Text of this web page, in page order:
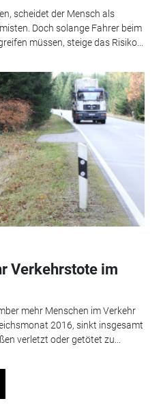
scheidet der Mensch als
Doch solange Fahrer beim
müssen, steige das Risiko...
Verkehrstote im
mehr Menschen im Verkehr
2016, sinkt insgesamt
verletzt oder getötet zu...